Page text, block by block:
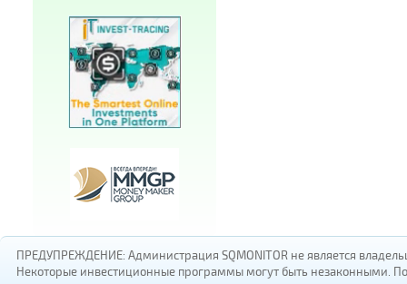
ПРЕДУПРЕЖДЕНИЕ: Администрация SQMONITOR не является
Некоторые инвестиционные программы могут быть незаконными.